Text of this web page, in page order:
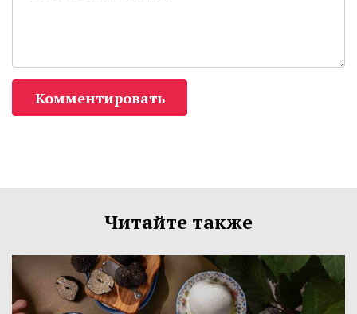
Комментировать
Читайте также